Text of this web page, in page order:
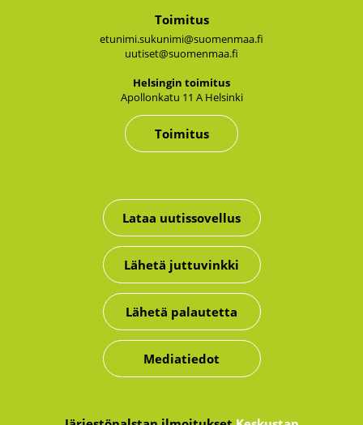
Toimitus
etunimi.sukunimi@suomenmaa.fi
uutiset@suomenmaa.fi
Hel­sin­gin toi­mi­tus
Apol­lon­ka­tu 11 A Hel­sin­ki
Toimitus
Lataa uutissovellus
Lähetä juttuvinkki
Lähetä palautetta
Mediatiedot